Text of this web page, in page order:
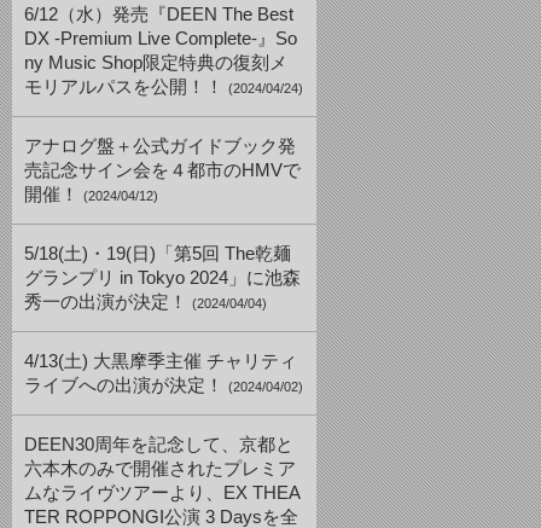
6/12（水）発売『DEEN The Best
DX -Premium Live Complete-』So
ny Music Shop限定特典の復刻メ
モリアルパスを公開！！
(2024/04/24)
アナログ盤＋公式ガイドブック発
売記念サイン会を４都市のHMVで
開催！
(2024/04/12)
5/18(土)・19(日)「第5回 The乾麺
グランプリ in Tokyo 2024」に池森
秀一の出演が決定！
(2024/04/04)
4/13(土) 大黒摩季主催 チャリティ
ライブへの出演が決定！
(2024/04/02)
DEEN30周年を記念して、京都と
六本木のみで開催されたプレミア
ムなライヴツアーより、EX THEA
TER ROPPONGI公演 3 Daysを全